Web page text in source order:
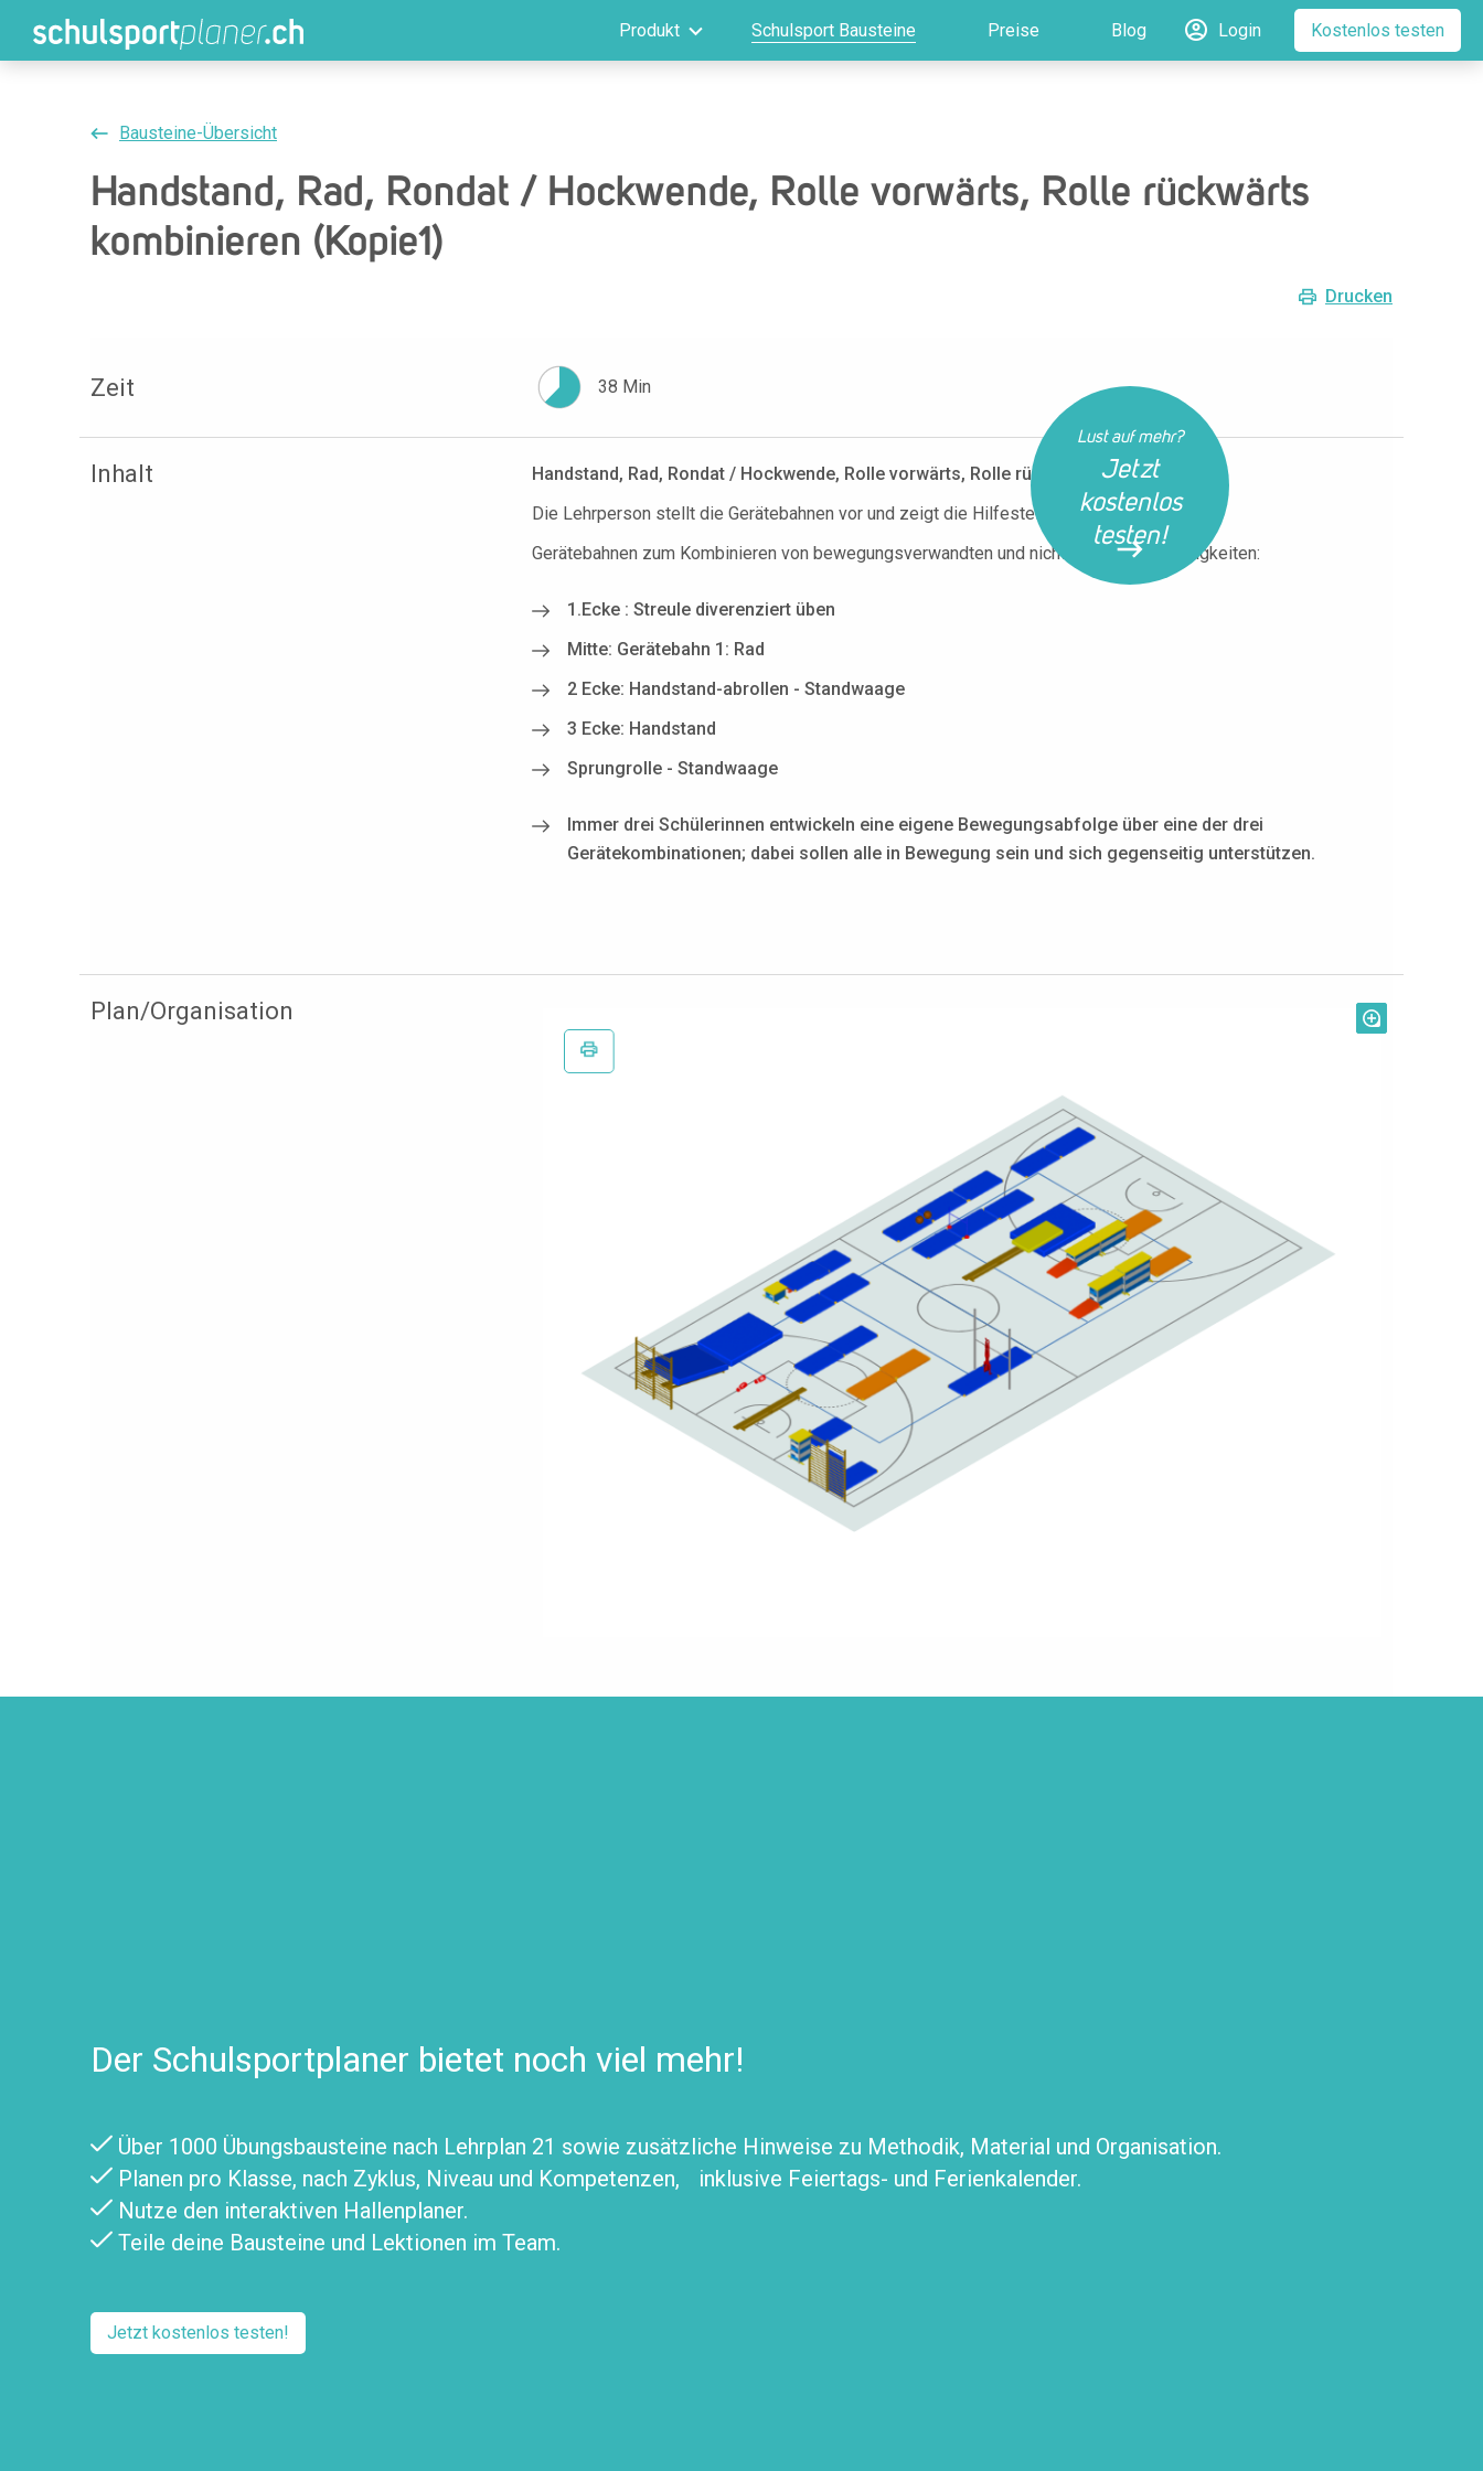
Produkt Schulsport Bausteine Preise Blog Login Kostenlos testen
Lust auf mehr?
Jetzt
kostenlos
testen!
Bausteine-Übersicht
Handstand, Rad, Rondat / Hockwende, Rolle vorwärts, Rolle rückwärts
kombinieren (Kopie1)
Drucken
Zeit 38 Min
Inhalt
Handstand, Rad, Rondat / Hockwende, Rolle vorwärts, Rolle rückwärts kombinieren
Die Lehrperson stellt die Gerätebahnen vor und zeigt die Hilfestellung vor.
Gerätebahnen zum Kombinieren von bewegungsverwandten und nicht verwandten Fertigkeiten:
1.Ecke : Streule diverenziert üben
Mitte: Gerätebahn 1: Rad
2 Ecke: Handstand-abrollen - Standwaage
3 Ecke: Handstand
Sprungrolle - Standwaage
Immer drei Schülerinnen entwickeln eine eigene Bewegungsabfolge über eine der drei
Gerätekombinationen; dabei sollen alle in Bewegung sein und sich gegenseitig unterstützen.
Plan/Organisation
Der Schulsportplaner bietet noch viel mehr!
Über 1000 Übungsbausteine nach Lehrplan 21 sowie zusätzliche Hinweise zu Methodik, Material und Organisation.
Planen pro Klasse, nach Zyklus, Niveau und Kompetenzen, inklusive Feiertags- und Ferienkalender.
Nutze den interaktiven Hallenplaner.
Teile deine Bausteine und Lektionen im Team.
Jetzt kostenlos testen!